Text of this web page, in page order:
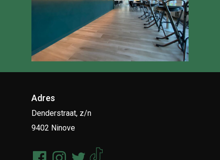
Adres
Denderstraat, z/n
9402 Ninove